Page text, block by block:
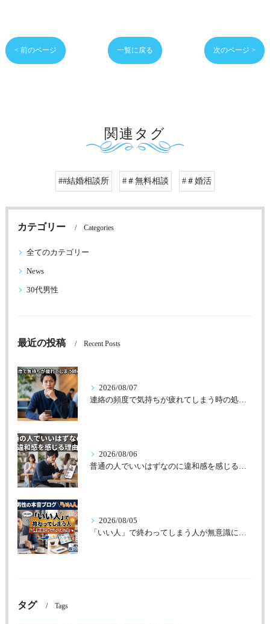
< 前のページ 一覧に戻る 次のページ >
関連タグ
##結婚相談所 #＃無料相談 #＃婚活
カテゴリー Categories
全てのカテゴリー
News
30代男性
最近の投稿 Recent Posts
2026/08/07
連絡の頻度で気持ちが疲れてしまう時の処方箋
2026/08/06
2026/08/05
タグ Tags